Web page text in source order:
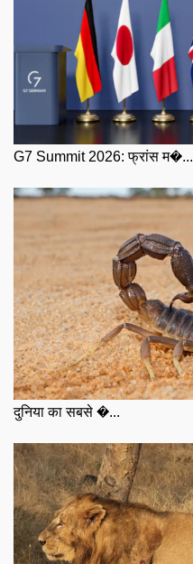
G7 Summit 2026: फ्रांस म�...
दुनिया का सबसे �...